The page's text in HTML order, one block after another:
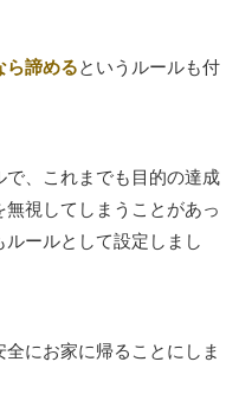
ら諦めるというルールも付
で、これまでも目的の達成
視してしまうことがあっ
ールとして設定しまし
にお家に帰ることにしま